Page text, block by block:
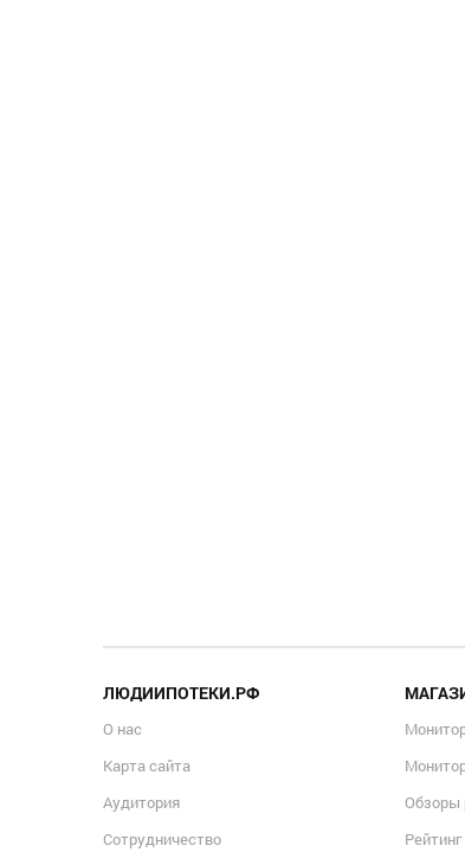
ЛЮДИИПОТЕКИ.РФ
О нас
Карта сайта
Аудитория
Сотрудничество
Обзоры